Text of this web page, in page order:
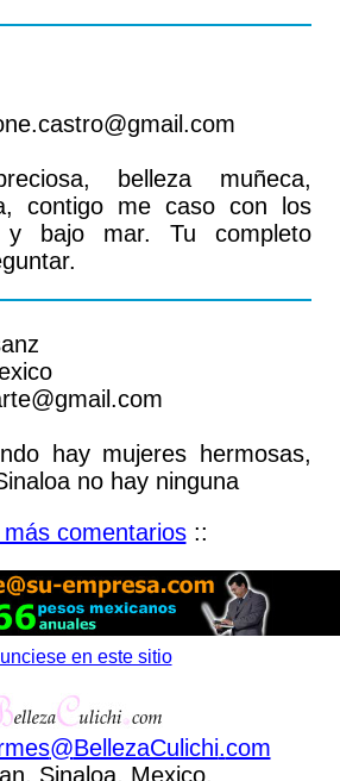
belleza muñeca,
contigo me caso con los
y bajo mar. Tu completo
hay mujeres hermosas,
no hay ninguna
más comentarios::
en este sitio
@BellezaCulichi.com
Sinaloa, Mexico.